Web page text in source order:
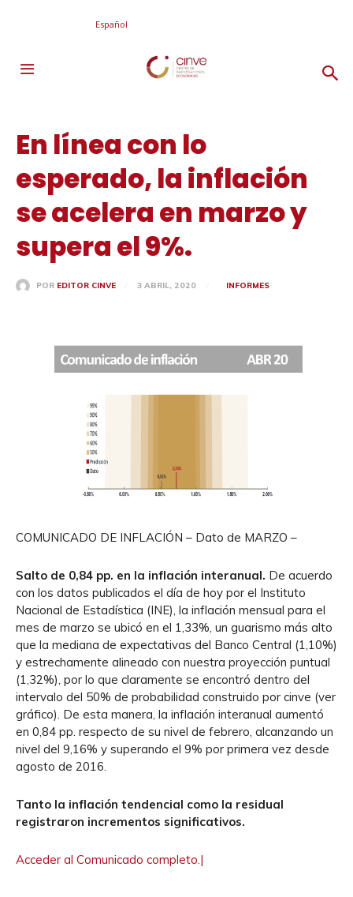
Español
En línea con lo
esperado, la inflación
se acelera en marzo y
supera el 9%.
POR EDITOR CINVE 3 ABRIL, 2020 INFORMES
COMUNICADO DE INFLACIÓN – Dato de MARZO –
Salto de 0,84 pp. en la inflación interanual. De acuerdo
con los datos publicados el día de hoy por el Instituto
Nacional de Estadística (INE), la inflación mensual para el
mes de marzo se ubicó en el 1,33%, un guarismo más alto
que la mediana de expectativas del Banco Central (1,10%)
y estrechamente alineado con nuestra proyección puntual
(1,32%), por lo que claramente se encontró dentro del
intervalo del 50% de probabilidad construido por cinve (ver
gráfico). De esta manera, la inflación interanual aumentó
en 0,84 pp. respecto de su nivel de febrero, alcanzando un
nivel del 9,16% y superando el 9% por primera vez desde
agosto de 2016.
Tanto la inflación tendencial como la residual
registraron incrementos significativos.
Acceder al Comunicado completo.|